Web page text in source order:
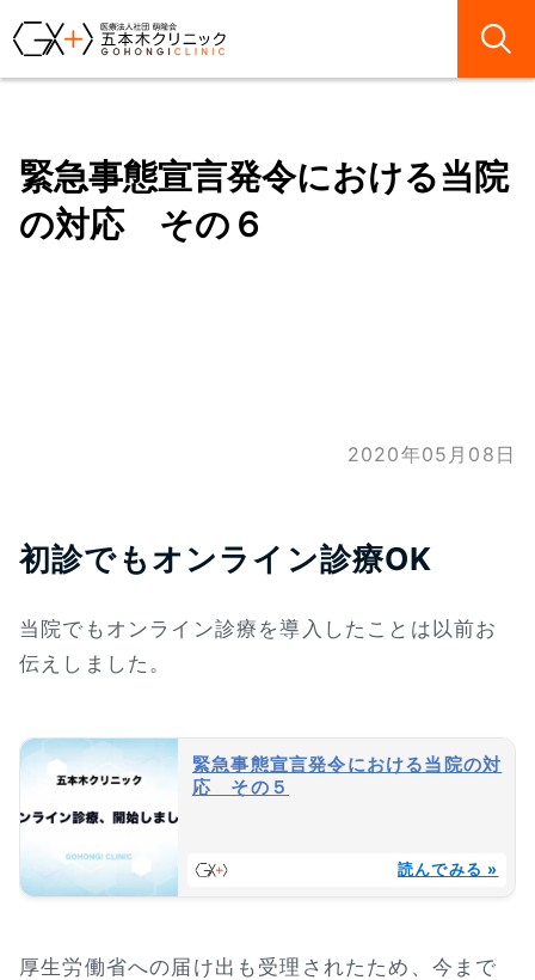
緊急事態宣言発令における当院
の対応 その６
2020年05月08日
初診でもオンライン診療OK
当院でもオンライン診療を導入したことは以前お
伝えしました。
緊急事態宣言発令における当院の対
応 その５
読んでみる »
厚生労働省への届け出も受理されたため、今まで